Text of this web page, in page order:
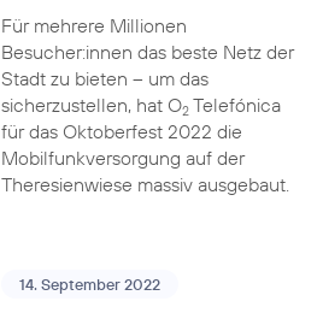
Für mehrere Millionen
Besucher:innen das beste Netz der
Stadt zu bieten – um das
sicherzustellen, hat O2Telefónica
für das Oktoberfest 2022 die
Mobilfunkversorgung auf der
Theresienwiese massiv ausgebaut.
14. September 2022